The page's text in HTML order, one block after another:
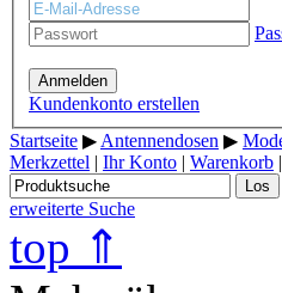
Anmelden
Kundenkonto erstellen
Startseite ▶ Antennendosen ▶
Merkzettel | Ihr Konto | Warenkorb |
Los
erweiterte Suche
top ⇑